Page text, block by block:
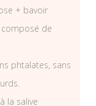
+ bavoir
de
phtalates, sans
la salive